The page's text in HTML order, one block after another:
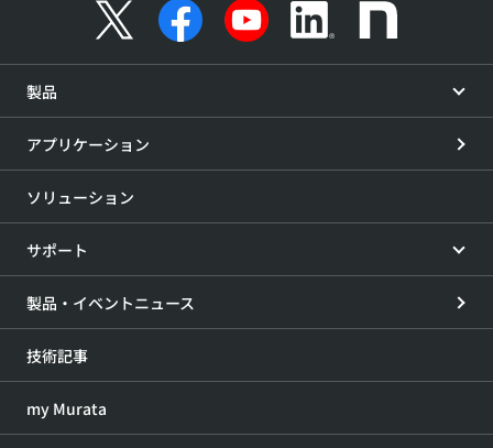
製品
アプリケーション
ソリューション
サポート
製品・イベントニュース
技術記事
my Murata